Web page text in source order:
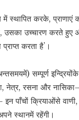
स्थापित करके,
उसका उच्चारण करते
करता है’।
सम्पूर्ण
रसना और नासिका–
पाँचों क्रियाओंसे
स्थानमें रहेंगी।